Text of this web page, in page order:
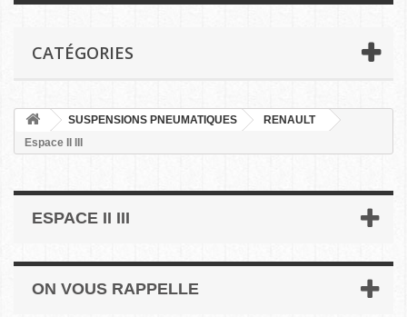
CATÉGORIES
SUSPENSIONS PNEUMATIQUES
RENAULT
Espace II III
ESPACE II III
ON VOUS RAPPELLE